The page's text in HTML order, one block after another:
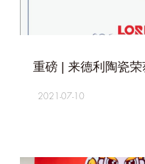
重磅 | 来德利陶瓷荣
2021-07-10